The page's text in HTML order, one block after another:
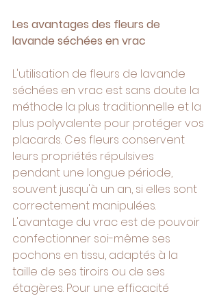
Les avantages des fleurs de
lavande séchées en vrac
L'utilisation de fleurs de lavande
séchées en vrac est sans doute la
méthode la plus traditionnelle et la
plus polyvalente pour protéger vos
placards. Ces fleurs conservent
leurs propriétés répulsives
pendant une longue période,
souvent jusqu'à un an, si elles sont
correctement manipulées.
L'avantage du vrac est de pouvoir
confectionner soi-même ses
pochons en tissu, adaptés à la
taille de ses tiroirs ou de ses
étagères. Pour une efficacité